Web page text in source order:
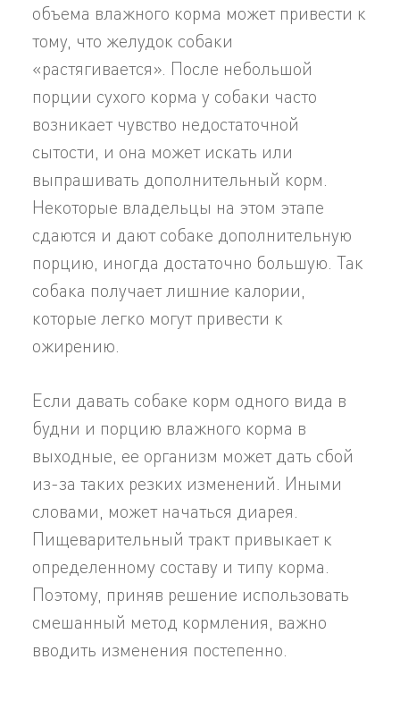
объема влажного корма может привести к
тому, что желудок собаки
«растягивается». После небольшой
порции сухого корма у собаки часто
возникает чувство недостаточной
сытости, и она может искать или
выпрашивать дополнительный корм.
Некоторые владельцы на этом этапе
сдаются и дают собаке дополнительную
порцию, иногда достаточно большую. Так
собака получает лишние калории,
которые легко могут привести к
ожирению.
Если давать собаке корм одного вида в
будни и порцию влажного корма в
выходные, ее организм может дать сбой
из-за таких резких изменений. Иными
словами, может начаться диарея.
Пищеварительный тракт привыкает к
определенному составу и типу корма.
Поэтому, приняв решение использовать
смешанный метод кормления, важно
вводить изменения постепенно.